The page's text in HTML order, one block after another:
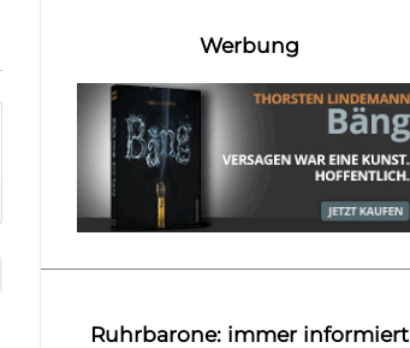
Werbung
Ruhrbarone: immer informiert